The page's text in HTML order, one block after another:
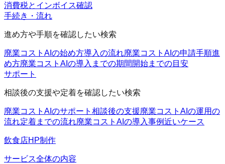
消費税とインボイス確認
手続き・流れ
進め方や手順を確認したい検索
廃業コストAIの始め方導入の流れ廃業コストAIの申請手順進
め方廃業コストAIの導入までの期間 開始までの目安
サポート
相談後の支援や定着を確認したい検索
廃業コストAIのサポート 相談後の支援廃業コストAIの運用の
流れ定着までの流れ廃業コストAIの導入事例近いケース
飲食店HP制作
サービス全体の内容